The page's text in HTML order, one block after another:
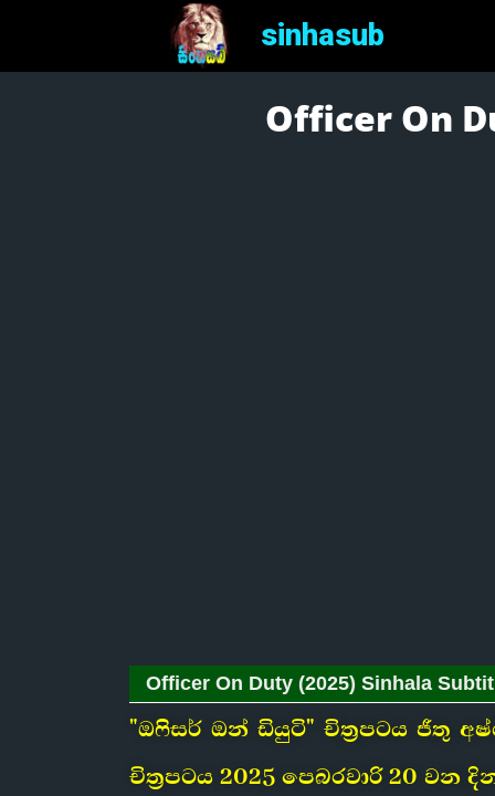
sinhasub
Officer On
Officer On Duty (2025) Sinhala
"ඔෆිසර් ඔන් ඩියුටි" චිත්‍රපටය ජීතු
චිත්‍රපටය 2025 පෙබරවාරි 20